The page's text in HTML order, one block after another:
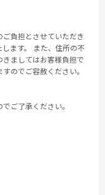
負担とさせていただき
ます。 また、住所の不
ましてはお客様負担で
のでご容赦ください。
ご了承ください。